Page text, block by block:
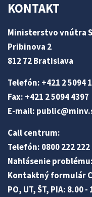
KONTAKT
Ministerstvo vnútra
Pribinova 2
812 72 Bratislava
Telefón: +421 2 5094
Fax: +421 2 5094 4397
E-mail: public@minv
Call centrum:
Telefón: 0800 222 222
Nahlásenie problému:
Kontaktný formulár
PO, UT, ŠT, PIA: 8.00 -